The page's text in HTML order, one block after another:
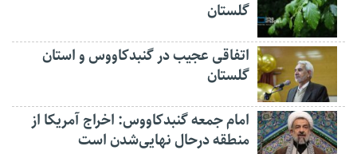
گلستان
اتفاقی عجیب در‌ گنبدکاووس و استان
گلستان
امام جمعه گنبدکاووس: اخراج آمریکا از
منطقه درحال نهایی‌شدن است